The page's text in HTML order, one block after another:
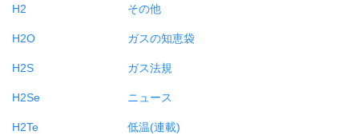
H2
H2O
H2S
H2Se
H2Te
その他
ガスの知恵袋
ガス法規
ニュース
低温(連載)